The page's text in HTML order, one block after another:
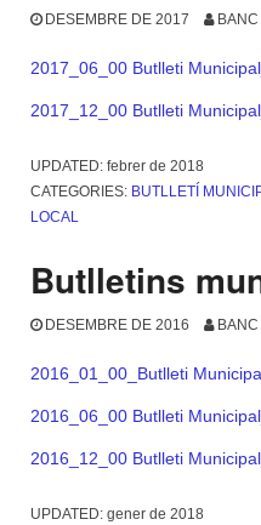
DESEMBRE DE 2017
2017_06_00 Butlleti
2017_12_00 Butlleti
UPDATED: febrer de 2018
CATEGORIES: BUTLLETÍ
LOCAL
Butlletins
DESEMBRE DE 2016
2016_01_00_Butlleti
2016_06_00 Butlleti
2016_12_00 Butlleti
UPDATED: gener de 2018